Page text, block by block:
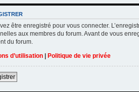
être enregistré pour vous connecter.
aux membres du forum. Avant de vous
du forum.
d’utilisation
Politique de vie privée